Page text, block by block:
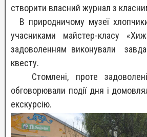
створити власний журнал з
В природничому музеї
учасниками майстер-класу
задоволенням виконували
квесту.
Стомлені, проте
обговорювали події дня і
екскурсію.